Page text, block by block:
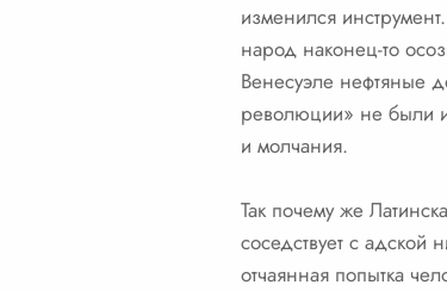
изменился
народ наконец-то
Венесуэле нефтяные
революции» не были
и молчания.
Так почему же
соседствует с адской
отчаянная попытка